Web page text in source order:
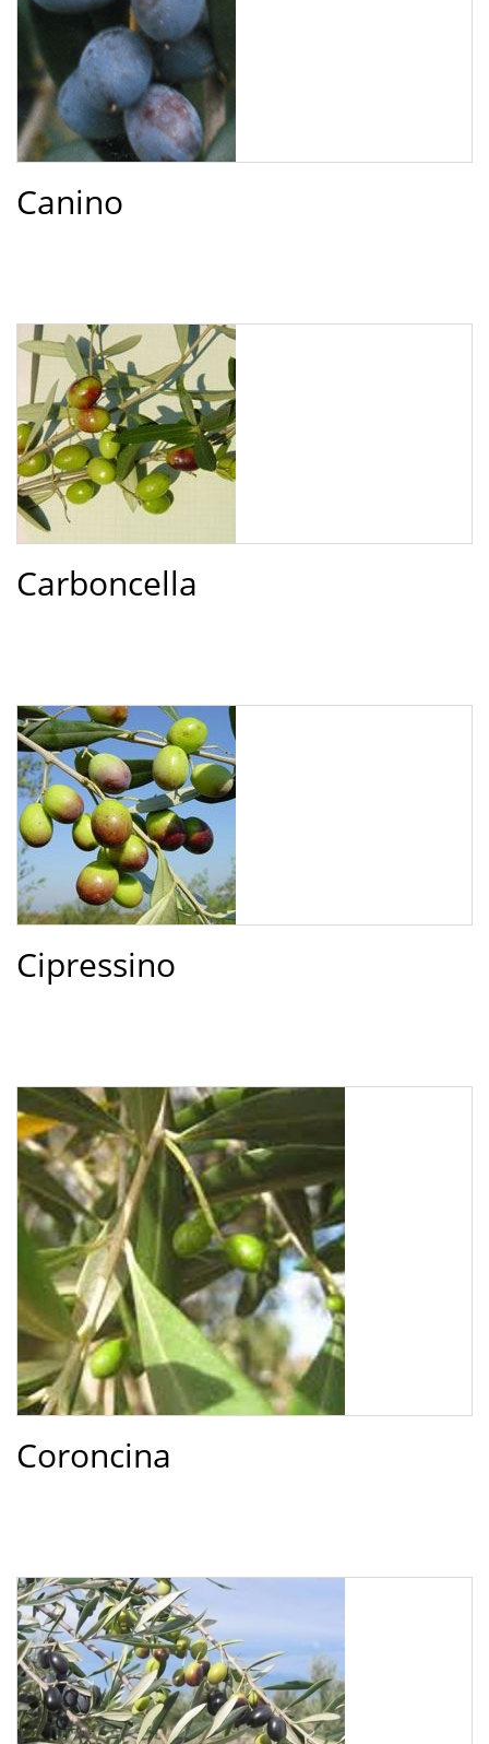
Canino
Carboncella
Cipressino
Coroncina